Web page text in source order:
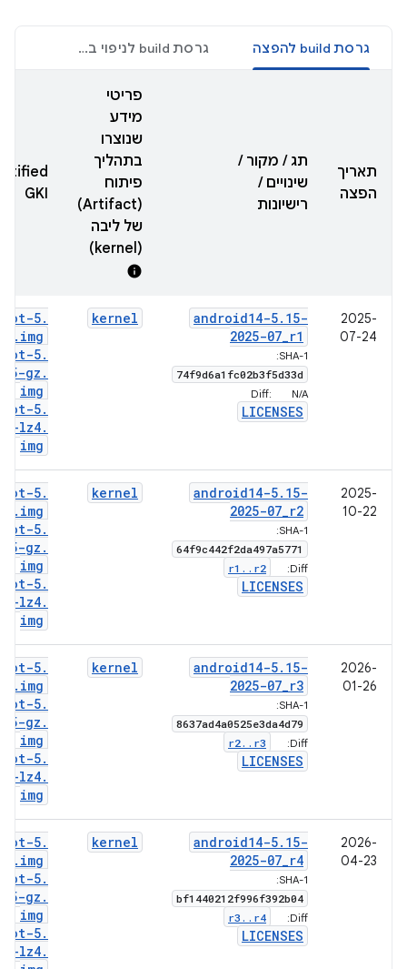
גרסת build להפצה גרסת build לניפוי באגים
תאריך
הפצה
תג / מקור /
שינויים /
רישיונות
פריטי
מידע
שנוצרו
בתהליך
פיתוח
(Artifact)
של ליבה
(kernel)
info
GKI
2025-
07-24
android14-5. 15-
2025-07_r1
SHA-1:
74f9d6a1fc02b3f5d33d
Diff: N/A
LICENSES
kernel
5.
. img
5.
15-gz .
img
5.
lz4.
img
2025-
10-22
android14-5. 15-
2025-07_r2
SHA-1:
64f9c442f2da497a5771
Diff:
r1 . . r2
LICENSES
kernel
5.
. img
5.
15-gz .
img
5.
lz4.
img
2026-
01-26
android14-5. 15-
2025-07_r3
SHA-1:
8637ad4a0525e3da4d79
Diff:
r2. . r3
LICENSES
kernel
5.
. img
5.
15-gz .
img
5.
lz4.
img
2026-
04-23
android14-5. 15-
2025-07_r4
SHA-1:
bf1440212f996f392b04
Diff:
r3 . . r4
LICENSES
kernel
5.
. img
5.
15-gz .
img
5.
lz4.